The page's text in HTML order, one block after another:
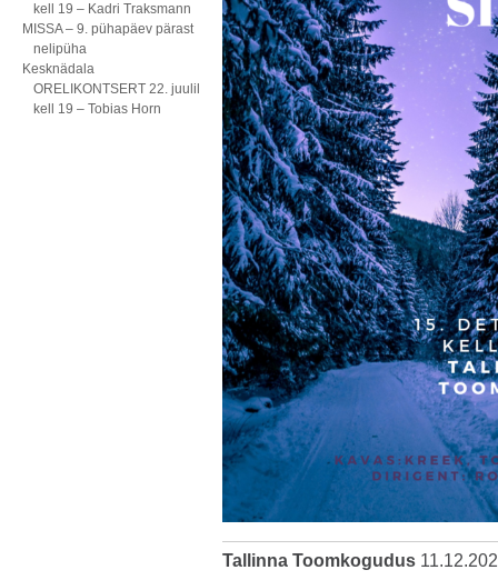
kell 19 – Kadri Traksmann
MISSA – 9. pühapäev pärast
nelipüha
Kesknädala
ORELIKONTSERT 22. juulil
kell 19 – Tobias Horn
Tallinna Toomkogudus